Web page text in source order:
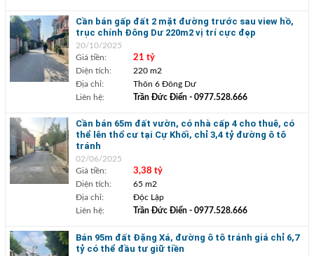
Cần bán gấp đất 2 mặt đường trước sau view hồ,
trục chính Đông Dư 220m2 vị trí cực đẹp
20/10/2025
Giá tiền:
21 tỷ
Diện tích:
220 m2
Địa chỉ:
Thôn 6 Đông Dư
Liên hệ:
Trần Đức Điển- 0977.528.666
Cần bán 65m đất vườn, có nhà cấp 4 cho thuê, có
thể lên thổ cư tại Cự Khối, chỉ 3,4 tỷ đường ô tô
tránh
02/06/2025
Giá tiền:
3,38 tỷ
Diện tích:
65 m2
Địa chỉ:
Độc Lập
Liên hệ:
Trần Đức Điển- 0977.528.666
Bán 95m đất Đặng Xá, đường ô tô tránh giá chỉ 6,7
tỷ có thể đầu tư giữ tiền